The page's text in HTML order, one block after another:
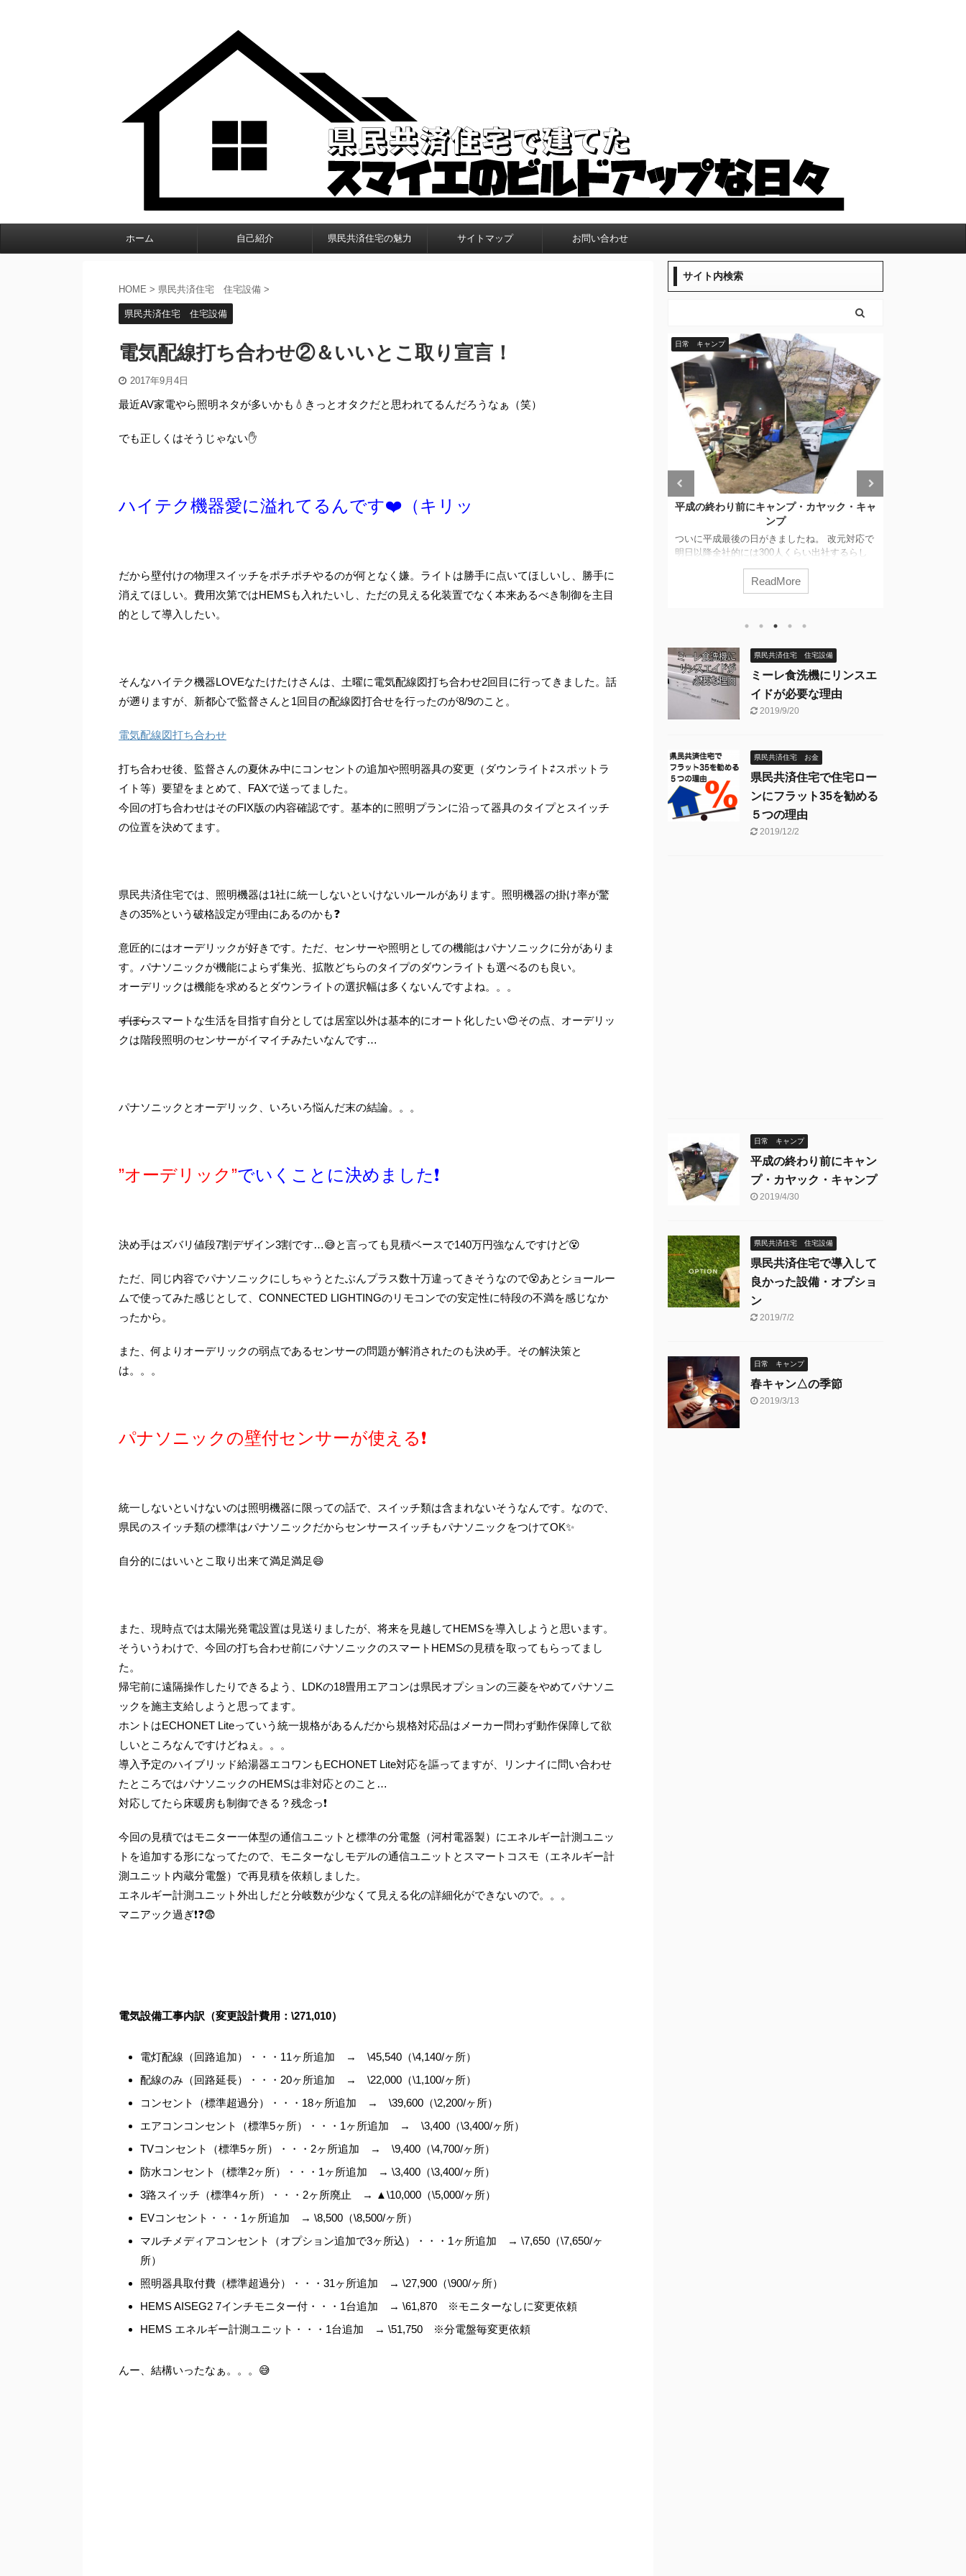
ホーム 自己紹介 県民共済住宅の魅力 サイトマップ お問い合わせ
HOME > 県民共済住宅 住宅設備 >
県民共済住宅 住宅設備
電気配線打ち合わせ②＆いいとこ取り宣言！
2017年9月4日
最近AV家電やら照明ネタが多いかも💧きっとオタクだと思われてるんだろうなぁ（笑）
でも正しくはそうじゃない✋️
ハイテク機器愛に溢れてるんです❤️（キリッ
だから壁付けの物理スイッチをポチポチやるのが何となく嫌。ライトは勝手に点いてほしいし、勝手に
消えてほしい。費用次第ではHEMSも入れたいし、ただの見える化装置でなく本来あるべき制御を主目
的として導入したい。
そんなハイテク機器LOVEなたけたけさんは、土曜に電気配線図打ち合わせ2回目に行ってきました。話
が遡りますが、新都心で監督さんと1回目の配線図打合せを行ったのが8/9のこと。
電気配線図打ち合わせ
打ち合わせ後、監督さんの夏休み中にコンセントの追加や照明器具の変更（ダウンライト⇄スポットラ
イト等）要望をまとめて、FAXで送ってました。
今回の打ち合わせはそのFIX版の内容確認です。基本的に照明プランに沿って器具のタイプとスイッチ
の位置を決めてます。
県民共済住宅では、照明機器は1社に統一しないといけないルールがあります。照明機器の掛け率が驚
きの35%という破格設定が理由にあるのかも❓
意匠的にはオーデリックが好きです。ただ、センサーや照明としての機能はパナソニックに分がありま
す。パナソニックが機能によらず集光、拡散どちらのタイプのダウンライトも選べるのも良い。
オーデリックは機能を求めるとダウンライトの選択幅は多くないんですよね。。。
ずぼらスマートな生活を目指す自分としては居室以外は基本的にオート化したい😍その点、オーデリッ
クは階段照明のセンサーがイマイチみたいなんです…
パナソニックとオーデリック、いろいろ悩んだ末の結論。。。
”オーデリック”でいくことに決めました❗️
決め手はズバリ値段7割デザイン3割です…😅と言っても見積ベースで140万円強なんですけど😵
ただ、同じ内容でパナソニックにしちゃうとたぶんプラス数十万違ってきそうなので😵あとショールー
ムで使ってみた感じとして、CONNECTED LIGHTINGのリモコンでの安定性に特段の不満を感じなか
ったから。
また、何よりオーデリックの弱点であるセンサーの問題が解消されたのも決め手。その解決策と
は。。。
パナソニックの壁付センサーが使える❗️
統一しないといけないのは照明機器に限っての話で、スイッチ類は含まれないそうなんです。なので、
県民のスイッチ類の標準はパナソニックだからセンサースイッチもパナソニックをつけてOK✨
自分的にはいいとこ取り出来て満足満足😄
また、現時点では太陽光発電設置は見送りましたが、将来を見越してHEMSを導入しようと思います。
そういうわけで、今回の打ち合わせ前にパナソニックのスマートHEMSの見積を取ってもらってまし
た。
帰宅前に遠隔操作したりできるよう、LDKの18畳用エアコンは県民オプションの三菱をやめてパナソニ
ックを施主支給しようと思ってます。
ホントはECHONET Liteっていう統一規格があるんだから規格対応品はメーカー問わず動作保障して欲
しいところなんですけどねぇ。。。
導入予定のハイブリッド給湯器エコワンもECHONET Lite対応を謳ってますが、リンナイに問い合わせ
たところではパナソニックのHEMSは非対応とのこと…
対応してたら床暖房も制御できる？残念っ❗️
今回の見積ではモニター一体型の通信ユニットと標準の分電盤（河村電器製）にエネルギー計測ユニッ
トを追加する形になってたので、モニターなしモデルの通信ユニットとスマートコスモ（エネルギー計
測ユニット内蔵分電盤）で再見積を依頼しました。
エネルギー計測ユニット外出しだと分岐数が少なくて見える化の詳細化ができないので。。。
マニアック過ぎ❗❓😨
電気設備工事内訳（変更設計費用：\271,010）
電灯配線（回路追加）・・・11ヶ所追加 → \45,540（\4,140/ヶ所）
配線のみ（回路延長）・・・20ヶ所追加 → \22,000（\1,100/ヶ所）
コンセント（標準超過分）・・・18ヶ所追加 → \39,600（\2,200/ヶ所）
エアコンコンセント（標準5ヶ所）・・・1ヶ所追加 → \3,400（\3,400/ヶ所）
TVコンセント（標準5ヶ所）・・・2ヶ所追加 → \9,400（\4,700/ヶ所）
防水コンセント（標準2ヶ所）・・・1ヶ所追加 → \3,400（\3,400/ヶ所）
3路スイッチ（標準4ヶ所）・・・2ヶ所廃止 → ▲\10,000（\5,000/ヶ所）
EVコンセント・・・1ヶ所追加 → \8,500（\8,500/ヶ所）
マルチメディアコンセント（オプション追加で3ヶ所込）・・・1ヶ所追加 → \7,650（\7,650/ヶ
所）
照明器具取付費（標準超過分）・・・31ヶ所追加 → \27,900（\900/ヶ所）
HEMS AISEG2 7インチモニター付・・・1台追加 → \61,870 ※モニターなしに変更依頼
HEMS エネルギー計測ユニット・・・1台追加 → \51,750 ※分電盤毎変更依頼
んー、結構いったなぁ。。。😅
サイト内検索
ーレ食洗機にリンスエイドが必要な理由
そらくキッチンに納まっているミーレのビル
イン食洗機が最高額かなという結論に至りま
済住宅で建てられた方は、家だけでなくオプ
県民共済住宅 お金
県民共済住宅で住宅ローンにフラット35を
住宅で家を建てるに当たっての住宅ローン選び
で、フラット35をお勧めしたい５つの理由を挙
は、借り入れ期間中の全期間でベースとなる金
利の変動がないことが特徴で ...
ReadMore
日常 キャンプ
平成の終わり前にキャンプ・カヤック・キャ
出社回避！と言いつつも受け持ってるプロジェ
クトの進捗も思わしくないので、休み明けから
きますが、楽しい季節の到来ですなぁ♪ ある日
クマさんに出会った話 2019/3/ ...
ReadMore
県民共済住宅 住宅設備
2019/7/2
県民共済住宅で導入して良かった設備・オプ
ション
今回は、このブログに来てくださる方々の人気
検索ワードの一つであるオプションについて、
ンキング（ベスト10） 本ブログに関しては、ア
メブロをポータルとしてメインブログへリンク
いてる方のほうが断然多いんですが、その人気
ワードだったり、閲覧ページだったりは間取り
やオプション関係が高い傾向です。 そんなわけ
で、非常に独断と偏見に満ちた（変 ...
ReadMore
県民共済住宅 住宅設備
ミーレ食洗機にリンスエ
イドが必要な理由
2019/9/20
県民共済住宅 お金
県民共済住宅で住宅ロー
ンにフラット35を勧める
５つの理由
2019/12/2
日常 キャンプ
平成の終わり前にキャン
プ・カヤック・キャンプ
2019/4/30
県民共済住宅 住宅設備
県民共済住宅で導入して
良かった設備・オプショ
ン
2019/7/2
日常 キャンプ
春キャン△の季節
2019/3/13